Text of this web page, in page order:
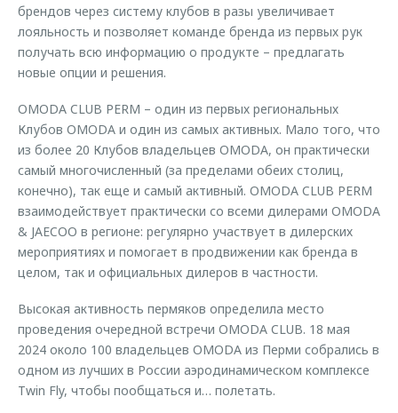
брендов через систему клубов в разы увеличивает
лояльность и позволяет команде бренда из первых рук
получать всю информацию о продукте – предлагать
новые опции и решения.
OMODA CLUB PERM – один из первых региональных
Клубов OMODA и один из самых активных. Мало того, что
из более 20 Клубов владельцев OMODA, он практически
самый многочисленный (за пределами обеих столиц,
конечно), так еще и самый активный. OMODA CLUB PERM
взаимодействует практически со всеми дилерами OMODA
& JAECOO в регионе: регулярно участвует в дилерских
мероприятиях и помогает в продвижении как бренда в
целом, так и официальных дилеров в частности.
Высокая активность пермяков определила место
проведения очередной встречи OMODA CLUB. 18 мая
2024 около 100 владельцев OMODA из Перми собрались в
одном из лучших в России аэродинамическом комплексе
Twin Fly, чтобы пообщаться и… полетать.